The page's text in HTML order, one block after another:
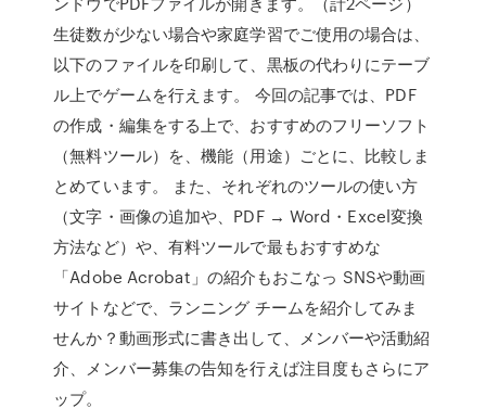
生徒数が少ない場合や家庭学習でご使用の場合は、
以下のファイルを印刷して、黒板の代わりにテーブ
ル上でゲームを行えます。 今回の記事では、PDF
の作成・編集をする上で、おすすめのフリーソフト
（無料ツール）を、機能（用途）ごとに、比較しま
とめています。 また、それぞれのツールの使い方
（文字・画像の追加や、PDF → Word・Excel変換
方法など）や、有料ツールで最もおすすめな
「Adobe Acrobat」の紹介もおこなっ SNSや動画
サイトなどで、ランニング チームを紹介してみま
せんか？動画形式に書き出して、メンバーや活動紹
介、メンバー募集の告知を行えば注目度もさらにア
ップ。